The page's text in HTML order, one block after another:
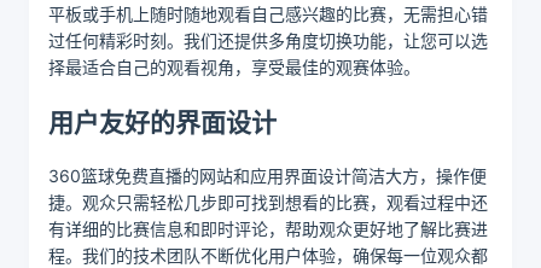
平板或手机上随时随地观看自己感兴趣的比赛，无需担心错
过任何精彩时刻。我们还提供多角度切换功能，让您可以选
择最适合自己的观看视角，享受最佳的观赛体验。
用户友好的界面设计
360篮球免费直播的网站和应用界面设计简洁大方，操作便
捷。观众只需轻松几步即可找到想看的比赛，观看过程中还
有详细的比赛信息和即时评论，帮助观众更好地了解比赛进
程。我们的技术团队不断优化用户体验，确保每一位观众都